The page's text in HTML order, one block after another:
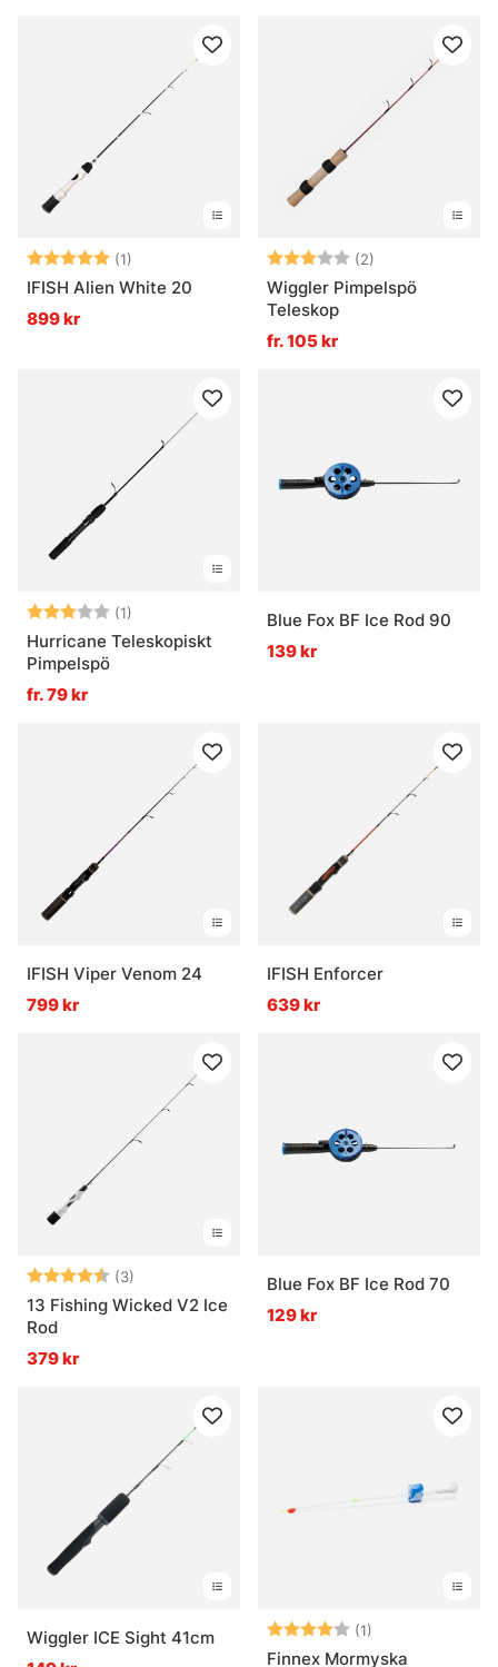
Betyg: (1)
5.0 utav 5 stjärnor
IFISH Alien White 20
899 kr
Betyg: (2)
Wiggler Pimpelspö
Teleskop
fr. 105 kr
Betyg: (1)
3.0 utav 5 stjärnor
Hurricane Teleskopiskt
Pimpelspö
fr. 79 kr
Blue Fox BF Ice Rod 90
139 kr
IFISH Viper Venom 24
799 kr
IFISH Enforcer
639 kr
Betyg: (3)
4.7 utav 5 stjärnor
13 Fishing Wicked V2 Ice
Rod
379 kr
Blue Fox BF Ice Rod 70
129 kr
Wiggler ICE Sight 41cm
Betyg: (1)
Finnex Mormyska